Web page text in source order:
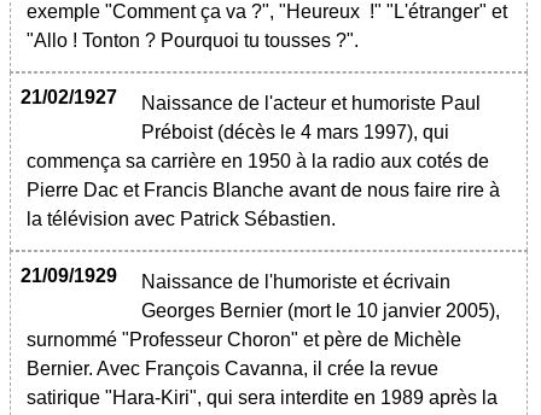
exemple "Comment ça va ?", "Heureux !" "L'étranger" et
"Allo ! Tonton ? Pourquoi tu tousses ?".
21/02/1927
Naissance de l'acteur et humoriste Paul
Préboist (décès le 4 mars 1997), qui
commença sa carrière en 1950 à la radio aux cotés de
Pierre Dac et Francis Blanche avant de nous faire rire à
la télévision avec Patrick Sébastien.
21/09/1929
Naissance de l'humoriste et écrivain
Georges Bernier (mort le 10 janvier 2005),
surnommé "Professeur Choron" et père de Michèle
Bernier. Avec François Cavanna, il crée la revue
satirique "Hara-Kiri", qui sera interdite en 1989 après la